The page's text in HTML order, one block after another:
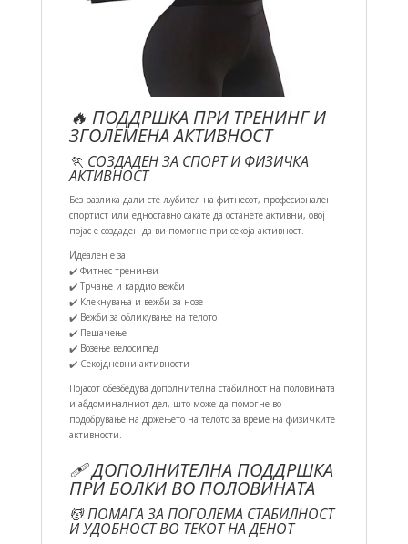
🔥 ПОДДРШКА ПРИ ТРЕНИНГ И
ЗГОЛЕМЕНА АКТИВНОСТ
🏃 СОЗДАДЕН ЗА СПОРТ И ФИЗИЧКА
АКТИВНОСТ
Без разлика дали сте љубител на фитнесот, професионален
спортист или едноставно сакате да останете активни, овој
појас е создаден да ви помогне при секоја активност.
Идеален е за:
✔️ Фитнес тренинзи
✔️ Трчање и кардио вежби
✔️ Клекнувања и вежби за нозе
✔️ Вежби за обликување на телото
✔️ Пешачење
✔️ Возење велосипед
✔️ Секојдневни активности
Појасот обезбедува дополнителна стабилност на половината
и абдоминалниот дел, што може да помогне во
подобрување на држењето на телото за време на физичките
активности.
🩹 ДОПОЛНИТЕЛНА ПОДДРШКА
ПРИ БОЛКИ ВО ПОЛОВИНАТА
💆 ПОМАГА ЗА ПОГОЛЕМА СТАБИЛНОСТ
И УДОБНОСТ ВО ТЕКОТ НА ДЕНОТ